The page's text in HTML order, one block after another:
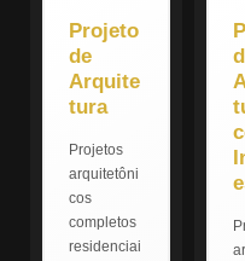
Projeto
de
Arquite
tura
Projetos
arquitetôni
cos
completos
residenciai